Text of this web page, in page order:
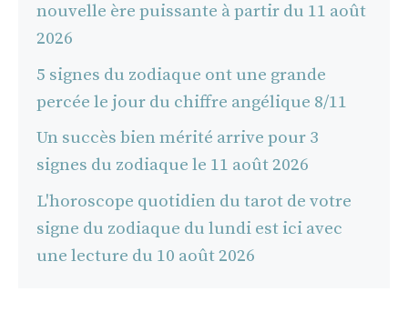
nouvelle ère puissante à partir du 11 août
2026
5 signes du zodiaque ont une grande
percée le jour du chiffre angélique 8/11
Un succès bien mérité arrive pour 3
signes du zodiaque le 11 août 2026
L'horoscope quotidien du tarot de votre
signe du zodiaque du lundi est ici avec
une lecture du 10 août 2026